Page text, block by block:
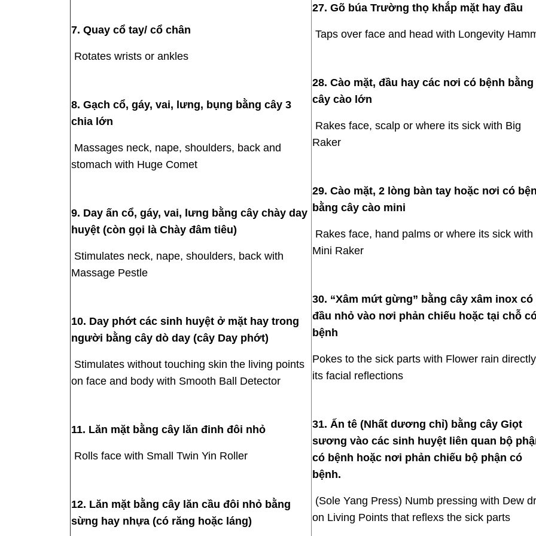
7. Quay cổ tay/ cổ chân
Rotates wrists or ankles
8. Gạch cổ, gáy, vai, lưng, bụng bằng cây 3
chia lớn
Massages neck, nape, shoulders, back and
stomach with Huge Comet
9. Day ấn cổ, gáy, vai, lưng bằng cây chày day
huyệt (còn gọi là Chày đâm tiêu)
Stimulates neck, nape, shoulders, back with
Massage Pestle
10. Day phớt các sinh huyệt ở mặt hay trong
người bằng cây dò day (cây Day phớt)
Stimulates without touching skin the living points
on face and body with Smooth Ball Detector
11. Lăn mặt bằng cây lăn đinh đôi nhỏ
Rolls face with Small Twin Yin Roller
12. Lăn mặt bằng cây lăn cầu đôi nhỏ bằng
sừng hay nhựa (có răng hoặc láng)
27. Gõ búa Trường thọ khắp mặt hay đầu
Taps over face and head with Longevity
28. Cào mặt, đầu hay các nơi có bệnh bằng
cây cào lớn
Rakes face, scalp or where its sick with Big
Raker
29. Cào mặt, 2 lòng bàn tay hoặc nơi có
bằng cây cào mini
Rakes face, hand palms or where its sick with
Mini Raker
30. “Xâm mứt gừng” bằng cây xâm inox có
đầu nhỏ vào nơi phản chiếu hoặc tại chỗ
bệnh
Pokes to the sick parts with Flower rain
its facial reflections
31. Ấn tê (Nhất dương chỉ) bằng cây Giọt
sương vào các sinh huyệt liên quan bộ
có bệnh hoặc nơi phản chiếu bộ phận có
bệnh.
(Sole Yang Press) Numb pressing with Dew
on Living Points that reflexs the sick parts